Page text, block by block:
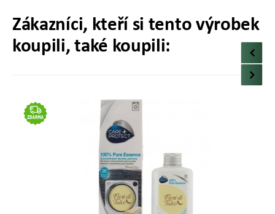
Zákazníci, kteří si tento výrobek
koupili, také koupili: